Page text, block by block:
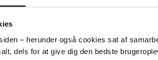
– herunder også cookies sat af
dels for at give dig den bedste
Se